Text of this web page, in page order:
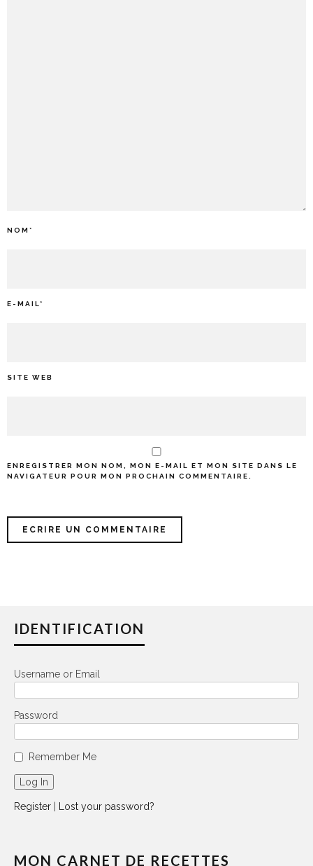
NOM *
E-MAIL*
SITE WEB
ENREGISTRER MON NOM, MON E-MAIL ET MON SITE DANS LE
NAVIGATEUR POUR MON PROCHAIN COMMENTAIRE.
IDENTIFICATION
Username or Email
Password
Remember Me
Register Lost your password?
MON CARNET DE RECETTES